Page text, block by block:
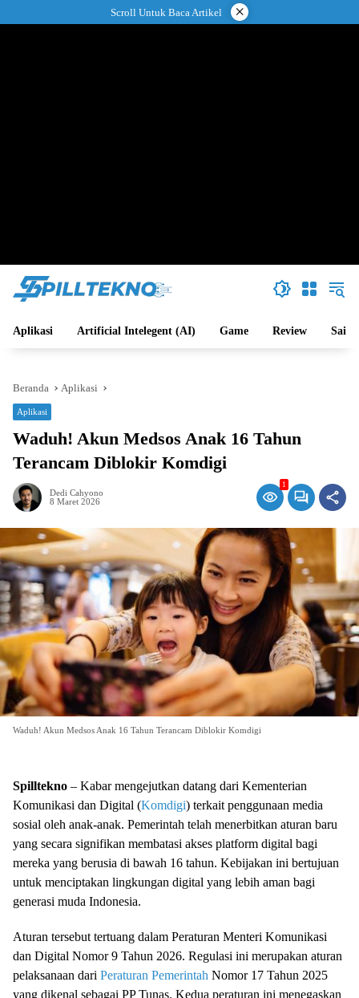
ke
Scroll Untuk Baca Artikel ×
Aplikasi Artificial Intelegent (AI) Game Review Sains
Beranda Aplikasi
Aplikasi
Waduh! Akun Medsos Anak 16 Tahun
Terancam Diblokir Komdigi
Dedi Cahyono
8 Maret 2026
1
Waduh! Akun Medsos Anak 16 Tahun Terancam Diblokir Komdigi
Spilltekno – Kabar mengejutkan datang dari Kementerian
Komunikasi dan Digital (Komdigi) terkait penggunaan media
sosial oleh anak-anak. Pemerintah telah menerbitkan aturan baru
yang secara signifikan membatasi akses platform digital bagi
mereka yang berusia di bawah 16 tahun. Kebijakan ini bertujuan
untuk menciptakan lingkungan digital yang lebih aman bagi
generasi muda Indonesia.
Aturan tersebut tertuang dalam Peraturan Menteri Komunikasi
dan Digital Nomor 9 Tahun 2026. Regulasi ini merupakan aturan
pelaksanaan dari Peraturan Pemerintah Nomor 17 Tahun 2025
yang dikenal sebagai PP Tunas. Kedua peraturan ini menegaskan